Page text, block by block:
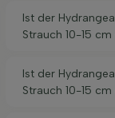
Ist der
Strauch 10-15
Ist der
Strauch 10-15